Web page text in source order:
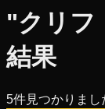
"クリフ
結果
5件見つかりまし